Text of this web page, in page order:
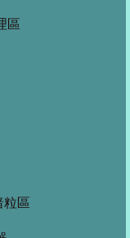
區
粒區